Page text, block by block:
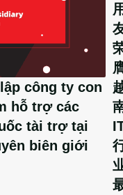
công ty con
hỗ trợ các
tài trợ tại
biên giới